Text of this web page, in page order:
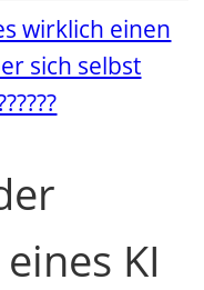
wirklich einen
sich selbst
KI